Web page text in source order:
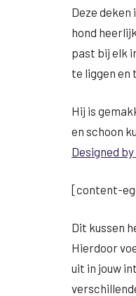
Deze
hond
past bij elk
te liggen en
Hij is
en schoon
Designed
[content-
Dit kussen
Hierdoor
uit in jouw